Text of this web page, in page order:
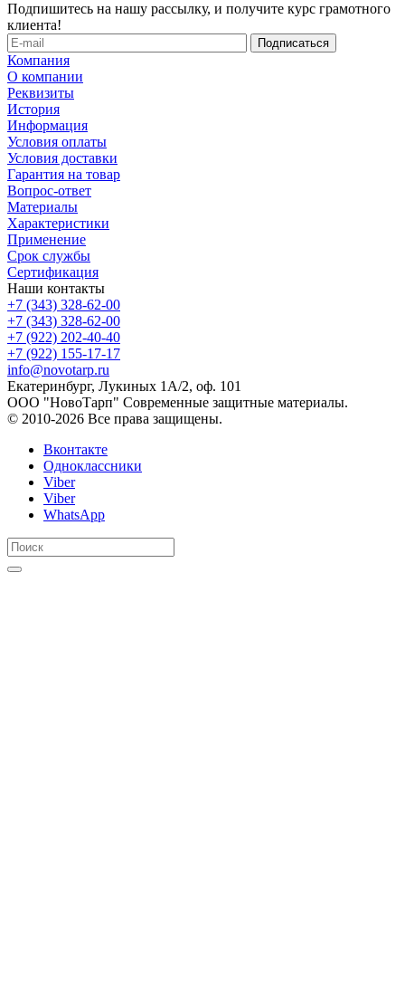
Подпишитесь на нашу рассылку, и получите курс грамотного
клиента!
Компания
О компании
Реквизиты
История
Информация
Условия оплаты
Условия доставки
Гарантия на товар
Вопрос-ответ
Материалы
Характеристики
Применение
Срок службы
Сертификация
Наши контакты
+7 (343) 328-62-00
+7 (343) 328-62-00
+7 (922) 202-40-40
+7 (922) 155-17-17
info@novotarp.ru
Екатеринбург, Лукиных 1А/2, оф. 101
ООО "НовоТарп" Современные защитные материалы.
© 2010-2026 Все права защищены.
Вконтакте
Одноклассники
Viber
Viber
WhatsApp